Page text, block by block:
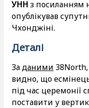
УНН з посиланням
опублікував
Чхонджіні.
Деталі
Заданими 38North,
видно, що
під час церемонії
поставити у